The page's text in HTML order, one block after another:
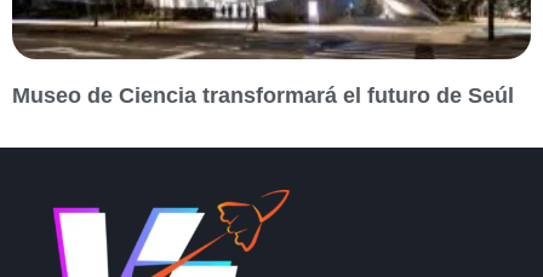
Museo de Ciencia transformará el futuro de Seúl